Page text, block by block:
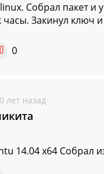
Собрал пакет и
часы. Закинул ключ
0
лет назад
14.04 x64 Собрал